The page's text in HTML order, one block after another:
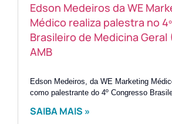
Edson Medeiros da WE
Médico realiza palestra no
Brasileiro de Medicina Geral
AMB
Edson Medeiros, da WE Marketing
como palestrante do 4º Congresso
SAIBA MAIS »